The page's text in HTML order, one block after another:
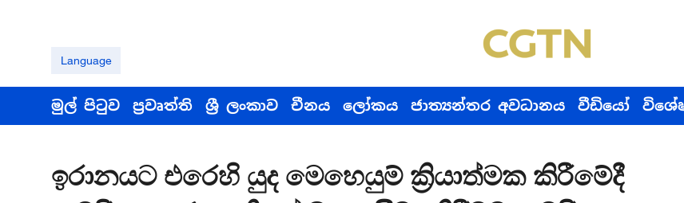
Language
මුල් පිටුව ප්‍රවෘත්ති ශ්‍රී ලංකාව චීනය ලෝකය ජාත්‍යන්තර අවධානය වීඩියෝ
ඉරානයට එරෙහි යුද මෙහෙයුම් ක්‍රියාත්මක කිරීමේදී